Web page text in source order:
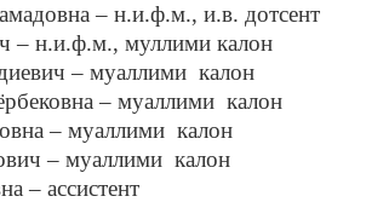
– н.и.ф.м., и.в. дотсент
– н.и.ф.м., муллими калон
– муаллими калон
– муаллими калон
– муаллими калон
– муаллими калон
– ассистент